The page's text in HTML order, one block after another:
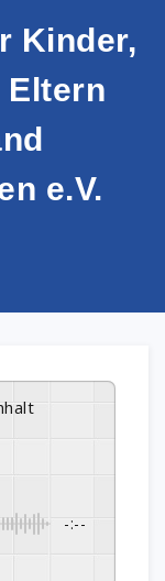
Kinder,
Eltern
e.V.
-:--